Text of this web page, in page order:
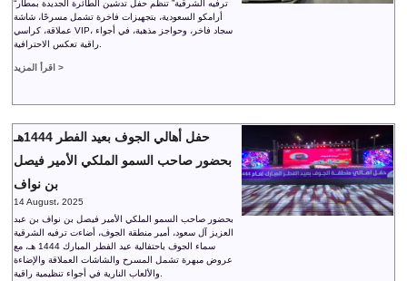
“ترفيه الشرقية” تنظم حفل تدشين الطائرة الجديدة بمطار
أرامكو السعودية، بتجهيزات فاخرة تشمل مسرحًا، شاشة
عملاقة، كراسي VIP، سجاد فاخر، وحواجز مذهبة، في أجواء
اقرأ المزيد >
حفل أهالي الجوف بعيد الفطر 1444هـ
بحضور صاحب السمو الملكي الأمير فيصل
بن نواف
14 August، 2025
بحضور صاحب السمو الملكي الأمير فيصل بن نواف بن عبد
العزيز آل سعود، أمير منطقة الجوف، أضاءت ترفيه الشرقية
سماء الجوف باحتفالية عيد الفطر المبارك 1444 هـ، مع
عروض مبهرة تشمل المسرح والشاشات العملاقة والإضاءة